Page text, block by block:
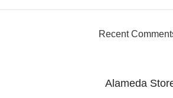
HP Envy 34
Recent
Alameda